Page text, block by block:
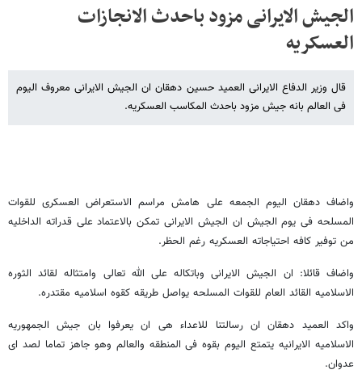
الجیش الایرانی مزود باحدث الانجازات
العسکریه
قال وزیر الدفاع الایرانی العمید حسین دهقان ان الجیش الایرانی معروف الیوم
فی العالم بانه جیش مزود باحدث المکاسب العسکریه.
واضاف دهقان الیوم الجمعه علی هامش مراسم الاستعراض العسکری للقوات
المسلحه فی یوم الجیش ان الجیش الایرانی تمکن بالاعتماد علی قدراته الداخلیه
من توفیر کافه احتیاجاته العسکریه رغم الحظر.
واضاف قائلا: ان الجیش الایرانی وباتکاله علی الله تعالی وامتثاله لقائد الثوره
الاسلامیه القائد العام للقوات المسلحه یواصل طریقه کقوه اسلامیه مقتدره.
واکد العمید دهقان ان رسالتنا للاعداء هی ان یعرفوا بان جیش الجمهوریه
الاسلامیه الایرانیه یتمتع الیوم بقوه فی المنطقه والعالم وهو جاهز تماما لصد ای
عدوان.